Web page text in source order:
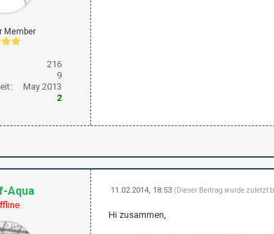
Member
216
9
May 2013
2
Aqua 11.02.2014, 18:53 (Dieser Beitrag wurde zuletzt
Hi zusammen,